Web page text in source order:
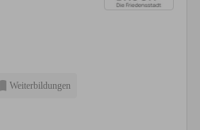
Weiterbildungen